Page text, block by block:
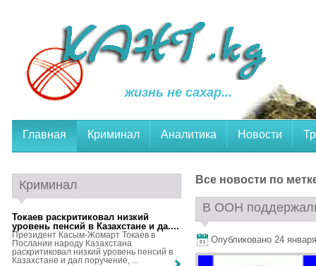
жизнь не сахар...
Главная Криминал Аналитика Новости
Все новости по
В ООН
Опубликовано 24
Криминал
Токаев раскритиковал низкий
уровень пенсий в Казахстане и да....
Президент Касым-Жомарт Токаев в
Послании народу Казахстана
раскритиковал низкий уровень пенсий в
Казахстане и дал поручение, ...